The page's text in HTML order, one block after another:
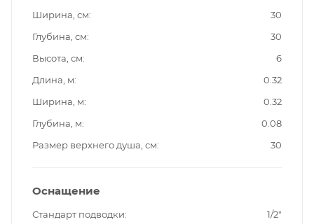
Ширина, см
30
Глубина, см
30
Высота, см
6
Длина, м
0.32
Ширина, м
0.32
Глубина, м
0.08
Размер верхнего душа, см
30
Оснащение
Стандарт подводки 1/2"